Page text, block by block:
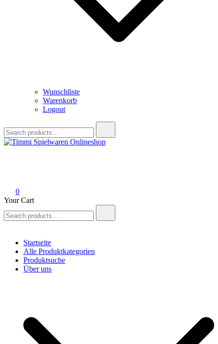
Wunschliste
Warenkorb
Logout
for:
0
Your Cart
for:
Startseite
Alle Produktkategorien
Produktsuche
Über uns